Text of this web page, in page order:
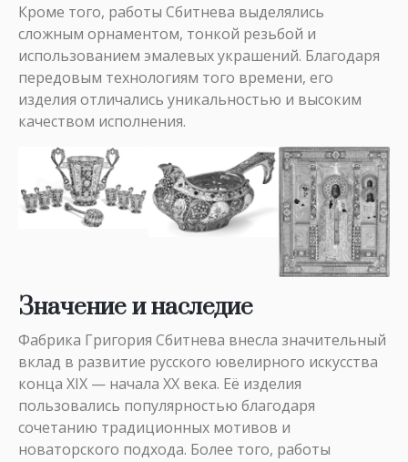
Кроме того, работы Сбитнева выделялись
сложным орнаментом, тонкой резьбой и
использованием эмалевых украшений. Благодаря
передовым технологиям того времени, его
изделия отличались уникальностью и высоким
качеством исполнения.
Значение и наследие
Фабрика Григория Сбитнева внесла значительный
вклад в развитие русского ювелирного искусства
конца XIX — начала XX века. Её изделия
пользовались популярностью благодаря
сочетанию традиционных мотивов и
новаторского подхода. Более того, работы